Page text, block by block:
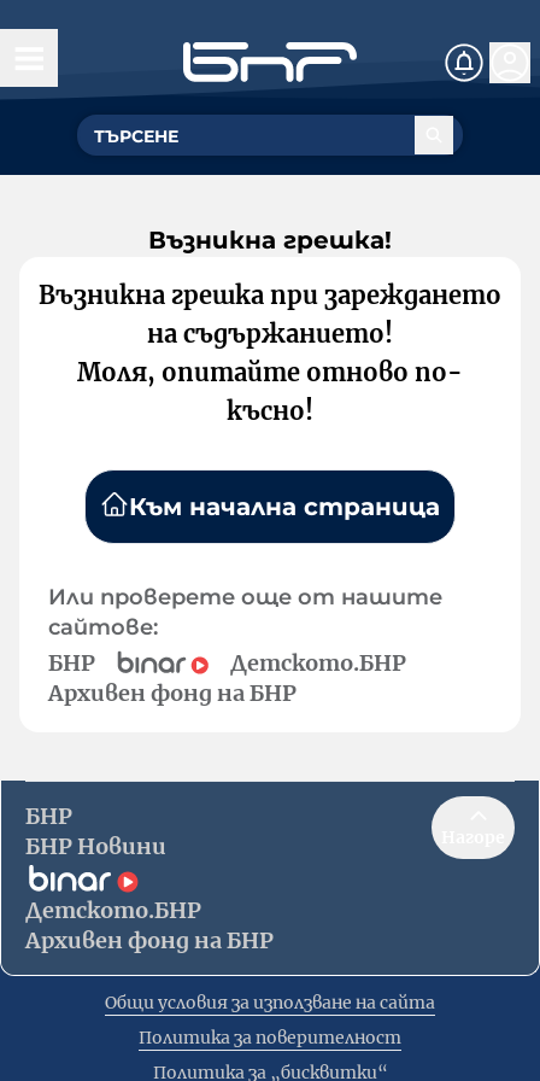
Възникна грешка!
Възникна грешка при зареждането
на съдържанието!
Моля, опитайте отново по-
късно!
Към начална страница
Или проверете още от нашите
сайтове:
БНР
Детското.БНР
Архивен фонд на БНР
БНР
БНР Новини
Детското.БНР
Архивен фонд на БНР
Общи условия за използване на сайта
Политика за поверителност
Политика за „бисквитки“